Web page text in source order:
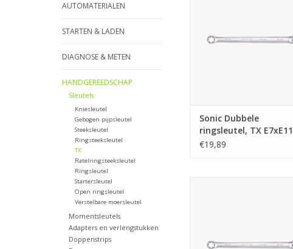
AUTOMATERIALEN
STARTEN & LADEN
DIAGNOSE & METEN
HANDGEREEDSCHAP
Sleutels
Kniesleutel
Gebogen pijpsleutel
Steeksleutel
Ringsteeksleutel
TX
Ratelringsteeksleutel
Ringsleutel
Startersleutel
Open ringsleutel
Verstelbare moersleutel
Momentsleutels
Adapters en verlengstukken
Doppenstrips
Sonic Dubbele
ringsleutel, TX E7xE11
€19,89